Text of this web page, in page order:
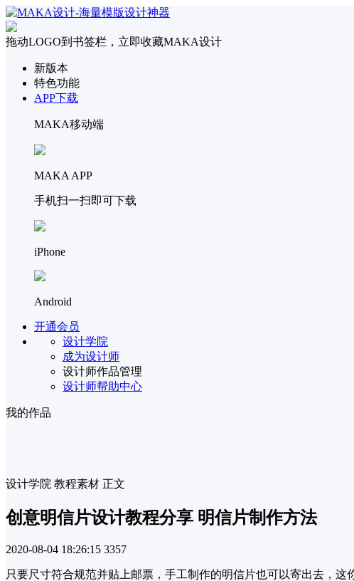
拖动LOGO到书签栏，立即收藏MAKA设计
新版本
特色功能
APP下载
MAKA移动端
MAKA APP
手机扫一扫即可下载
iPhone
Android
开通会员
设计学院
成为设计师
设计师作品管理
设计师帮助中心
我的作品
设计学院 教程素材 正文
创意明信片设计教程分享 明信片制作方法
2020-08-04 18:26:15 3357
只要尺寸符合规范并贴上邮票，手工制作的明信片也可以寄出去，这